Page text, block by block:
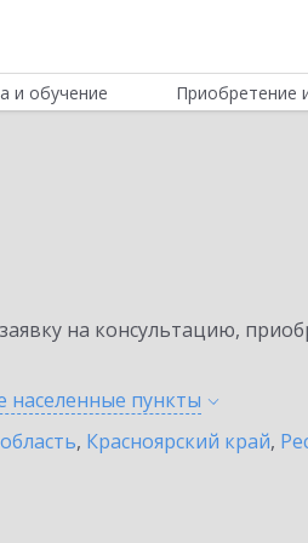
и обучение Приобретение
на консультацию,
населенные пункты
, Красноярский край,